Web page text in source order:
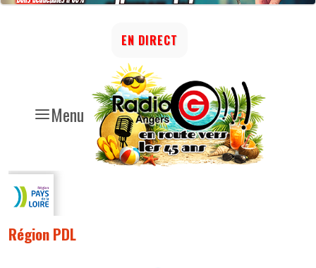
Menu
EN DIRECT
Région PDL